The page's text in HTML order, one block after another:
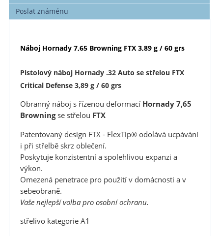
Poslat známénu
Náboj Hornady 7,65 Browning FTX 3,89 g / 60 grs
Pistolový náboj Hornady .32 Auto se střelou FTX
Critical Defense 3,89 g / 60 grs
Obranný náboj s řízenou deformací Hornady 7,65
Browningse střelou FTX
Patentovaný design FTX - FlexTip® odolává ucpávání
i při střelbě skrz oblečení.
Poskytuje konzistentní a spolehlivou expanzi a
výkon.
Omezená penetrace pro použití v domácnosti a v
sebeobraně.
Vaše nejlepší volba pro osobní ochranu.
střelivo kategorie A1